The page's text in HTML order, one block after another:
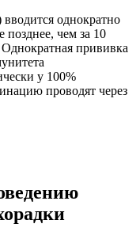
однократно
позднее, чем за 10
прививка
у 100%
проводят через